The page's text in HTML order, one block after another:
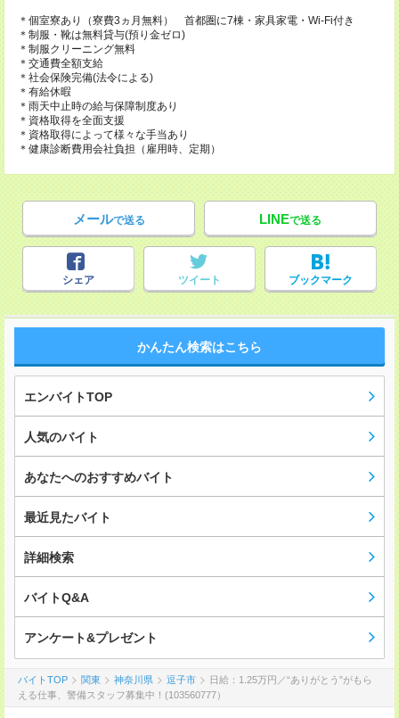
＊個室寮あり（寮費3ヵ月無料） 首都圏に7棟・家具家電・Wi-Fi付き
＊制服・靴は無料貸与(預り金ゼロ)
＊制服クリーニング無料
＊交通費全額支給
＊社会保険完備(法令による)
＊有給休暇
＊雨天中止時の給与保障制度あり
＊資格取得を全面支援
＊資格取得によって様々な手当あり
＊健康診断費用会社負担（雇用時、定期）
メールで送る LINEで送る
シェア ツイート ブックマーク
かんたん検索はこちら
エンバイトTOP
人気のバイト
あなたへのおすすめバイト
最近見たバイト
詳細検索
バイトQ&A
アンケート&プレゼント
バイトTOP 関東 神奈川県 逗子市
日給：1.25万円／“ありがとう”がもら
える仕事、警備スタッフ募集中！(103560777）